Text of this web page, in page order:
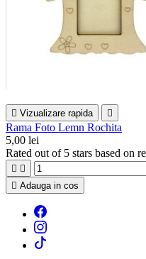
 Vizualizare rapida 
Rama Foto Lemn Rochita
5,00 lei
Rated out of 5 stars based on
 
 Adauga in cos